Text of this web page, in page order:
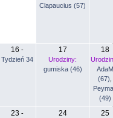
Clapaucius (57)
16 -
Tydzień 34
17
Urodziny:
gumiska (46)
18
AdaM
(67)
(49)
23 -
24 25